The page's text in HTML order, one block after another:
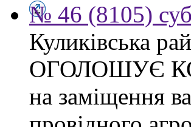
№ 46 (8105)
Куликівська
ОГОЛОШУЄ
на заміщення